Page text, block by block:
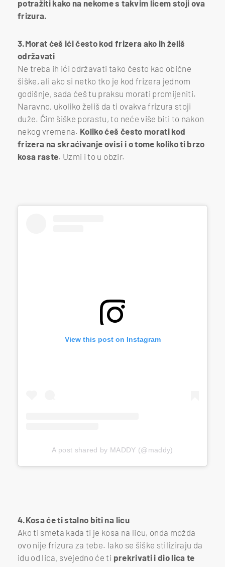
potražiti kako na nekome s takvim licem stoji ova
frizura.
3.Morat ćeš ići često kod frizera ako ih želiš
održavati
Ne treba ih ići održavati tako često kao obične
šiške, ali ako si netko tko je kod frizera jednom
godišnje, sada ćeš tu praksu morati promijeniti.
Naravno, ukoliko želiš da ti ovakva frizura stoji
duže. Čim šiške porastu, to neće više biti to nakon
nekog vremena. Koliko ćeš često morati kod
frizera na skraćivanje ovisi i o tome koliko ti brzo
kosa raste. Uzmi i to u obzir.
View this post on Instagram
A post shared by MADDY (@maddy)
4.Kosa će ti stalno biti na licu
Ako ti smeta kada ti je kosa na licu, onda možda
ovo nije frizura za tebe. Iako se šiške stiliziraju da
idu od lica, svejedno će ti prekrivati i dio lica te